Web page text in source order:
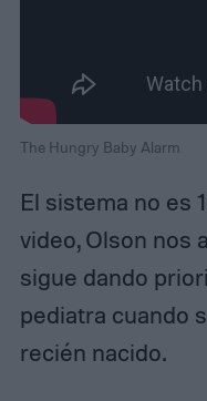
The Hungry Baby Alarm
El sistema no es
video, Olson nos
sigue dando
pediatra cuando
recién nacido.